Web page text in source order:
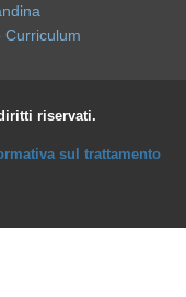
Curriculum
riservati.
sul trattamento